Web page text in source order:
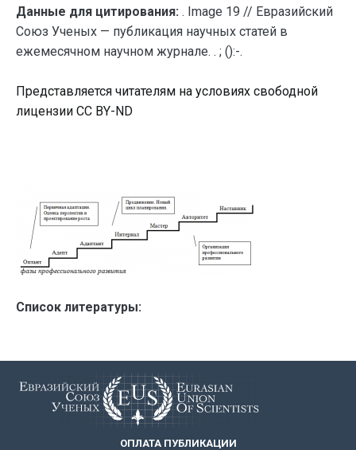
Данные для цитирования: . Image 19 // Евразийский
Союз Ученых — публикация научных статей в
ежемесячном научном журнале. . ; ():-.
Представляется читателям на условиях свободной
лицензии CC BY-ND
Список литературы:
ОПЛАТА ПУБЛИКАЦИИ